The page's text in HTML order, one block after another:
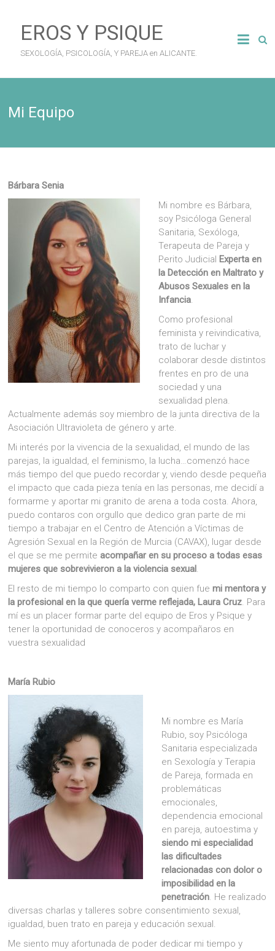
contenidoEROS Y PSIQUE
SEXOLOGÍA, PSICOLOGÍA, Y PAREJA en ALICANTE.
Mi Equipo
Bárbara Senia
Mi nombre es Bárbara,
soy Psicóloga General
Sanitaria, Sexóloga,
Terapeuta de Pareja y
Perito Judicial Experta en
la Detección en Maltrato y
Abusos Sexuales en la
Infancia.
Como profesional
feminista y reivindicativa,
trato de luchar y
colaborar desde distintos
frentes en pro de una
sociedad y una
sexualidad plena.
Actualmente además soy miembro de la junta directiva de la
Asociación Ultravioleta de género y arte.
Mi interés por la vivencia de la sexualidad, el mundo de las
parejas, la igualdad, el feminismo, la lucha…comenzó hace
más tiempo del que puedo recordar y, viendo desde pequeña
el impacto que cada pieza tenía en las personas, me decidí a
formarme y aportar mi granito de arena a toda costa. Ahora,
puedo contaros con orgullo que dedico gran parte de mi
tiempo a trabajar en el Centro de Atención a Víctimas de
Agresión Sexual en la Región de Murcia (CAVAX), lugar desde
el que se me permiteacompañar en su proceso a todas esas
mujeres que sobrevivieron a la violencia sexual.
El resto de mi tiempo lo comparto con quien fuemi mentora y
la profesional en la que quería verme reflejada, Laura Cruz. Para
mí es un placer formar parte del equipo de Eros y Psique y
tener la oportunidad de conoceros y acompañaros en
vuestra sexualidad
María Rubio
Mi nombre es María
Rubio, soy Psicóloga
Sanitaria especializada
en Sexología y Terapia
de Pareja, formada en
problemáticas
emocionales,
dependencia emocional
en pareja, autoestima y
siendo mi especialidad
las dificultades
relacionadas con dolor o
imposibilidad en la
penetración. He realizado
diversas charlas y talleres sobre consentimiento sexual,
igualdad, buen trato en pareja y educación sexual.
Me siento muy afortunada de poder dedicar mi tiempo y